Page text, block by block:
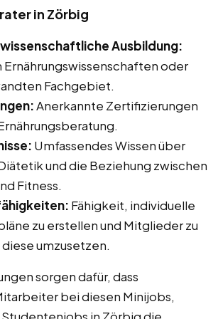
in Zörbig
Ausbildung:
Ernährungswissenschaften oder
Fachgebiet.
Anerkannte Zertifizierungen
Umfassendes Wissen über
und die Beziehung zwischen
Fitness.
Fähigkeit, individuelle
zu erstellen und Mitglieder zu
umzusetzen.
sorgen dafür, dass
bei diesen Minijobs,